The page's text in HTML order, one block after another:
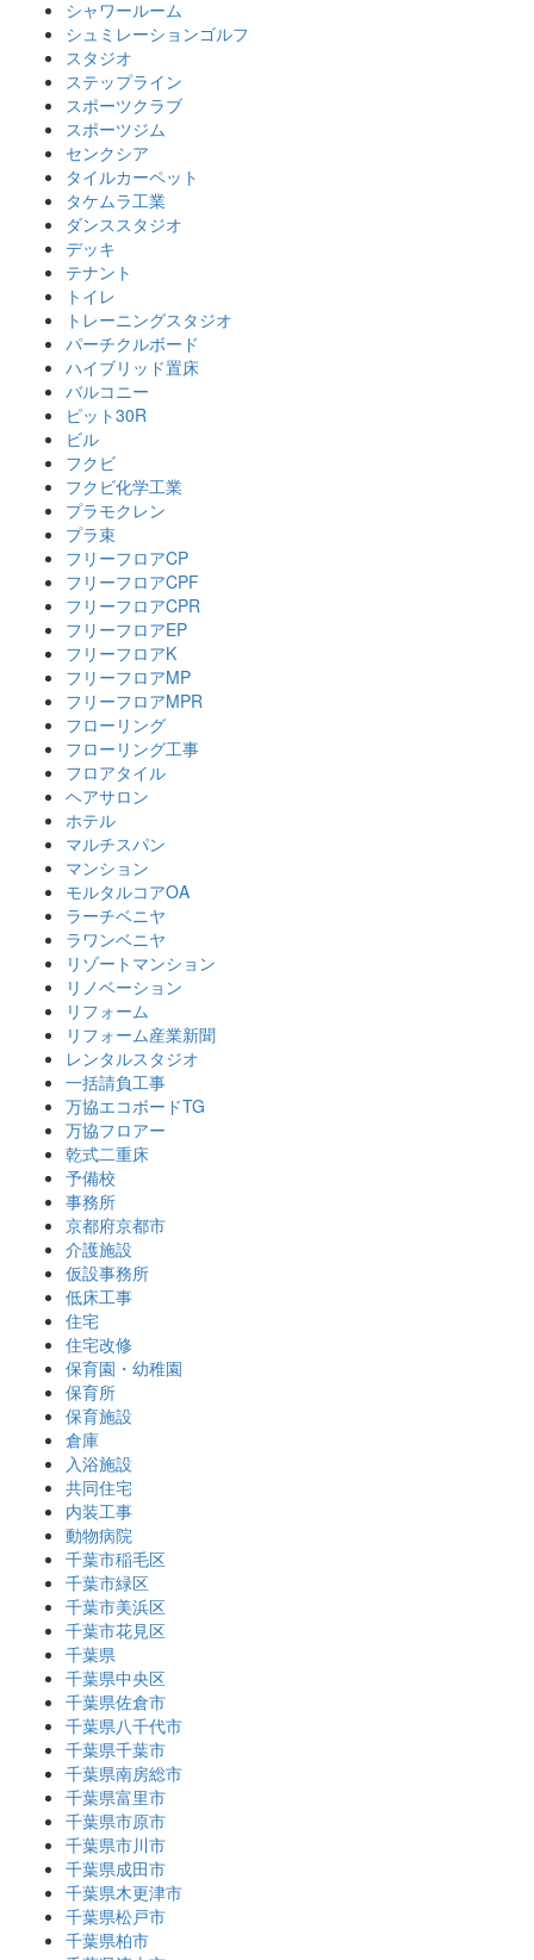
シャワールーム
シュミレーションゴルフ
スタジオ
ステップライン
スポーツクラブ
スポーツジム
センクシア
タイルカーペット
タケムラ工業
ダンススタジオ
デッキ
テナント
トイレ
トレーニングスタジオ
パーチクルボード
ハイブリッド置床
バルコニー
ピット30R
ビル
フクビ
フクビ化学工業
プラモクレン
プラ束
フリーフロアCP
フリーフロアCPF
フリーフロアCPR
フリーフロアEP
フリーフロアK
フリーフロアMP
フリーフロアMPR
フローリング
フローリング工事
フロアタイル
ヘアサロン
ホテル
マルチスパン
マンション
モルタルコアOA
ラーチベニヤ
ラワンベニヤ
リゾートマンション
リノベーション
リフォーム
リフォーム産業新聞
レンタルスタジオ
一括請負工事
万協エコボードTG
万協フロアー
乾式二重床
予備校
事務所
京都府京都市
介護施設
仮設事務所
低床工事
住宅
住宅改修
保育園・幼稚園
保育所
保育施設
倉庫
入浴施設
共同住宅
内装工事
動物病院
千葉市稲毛区
千葉市緑区
千葉市美浜区
千葉市花見区
千葉県
千葉県中央区
千葉県佐倉市
千葉県八千代市
千葉県千葉市
千葉県南房総市
千葉県富里市
千葉県市原市
千葉県市川市
千葉県成田市
千葉県木更津市
千葉県松戸市
千葉県柏市